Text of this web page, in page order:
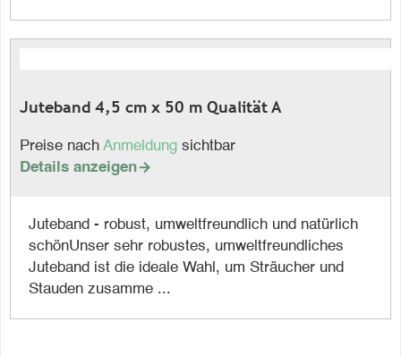
Juteband 4,5 cm x 50 m Qualität A
Preise nach Anmeldung sichtbar
Details anzeigen
Juteband - robust, umweltfreundlich und natürlich
schönUnser sehr robustes, umweltfreundliches
Juteband ist die ideale Wahl, um Sträucher und
Stauden zusamme ...